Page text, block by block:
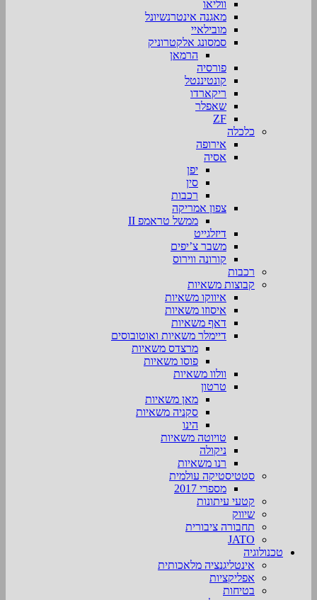
ווליאו
מאגנה אינטרנשיונל
מובילאיי
סמסונג אלקטרוניק
הרמאן
פורסיה
קונטיננטל
ריקארדו
שאפלר
ZF
כלכלה
אירופה
אסיה
יפן
סין
רכבות
צפון אמריקה
ממשל טראמפ II
דיזלגייט
משבר צ’יפים
קורונה ווירוס
רכבות
קבוצות משאיות
איווקו משאיות
איסוזו משאיות
דאף משאיות
דיימלר משאיות ואוטובוסים
מרצדס משאיות
פוסו משאיות
וולוו משאיות
טרטון
מאן משאיות
סקניה משאיות
הינו
טויוטה משאיות
ניקולה
רנו משאיות
סטטיסטיקה עולמית
מספרי 2017
קטעי עיתונות
שיווק
תחבורה ציבורית
JATO
טכנולוגיה
אינטליגנציה מלאכותית
אפליקציות
בטיחות